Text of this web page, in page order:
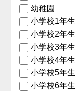
幼稚園
小学校1年生
小学校2年生
小学校3年生
小学校4年生
小学校5年生
小学校6年生